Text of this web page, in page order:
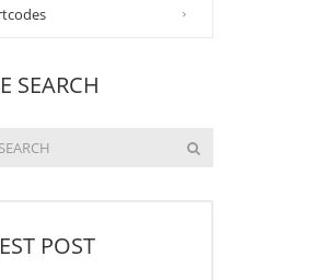
SEARCH
POST